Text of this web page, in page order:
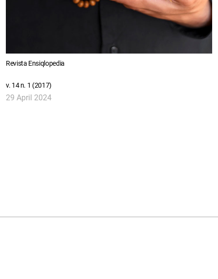
Revista Ensiqlopedia
v. 14 n. 1 (2017)
29 April 2024